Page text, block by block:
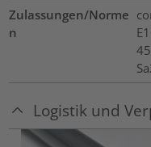
Zulassungen/Norme
n
Logistik und